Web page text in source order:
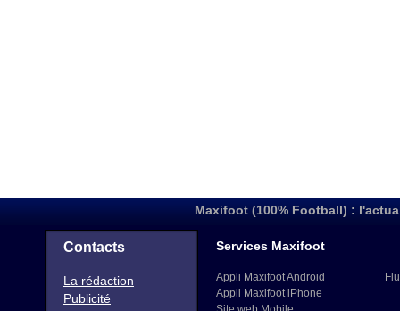
Maxifoot (100% Football) :
Contacts
La rédaction
Publicité
Services Maxifoot
Appli Maxifoot Android
Appli Maxifoot iPhone